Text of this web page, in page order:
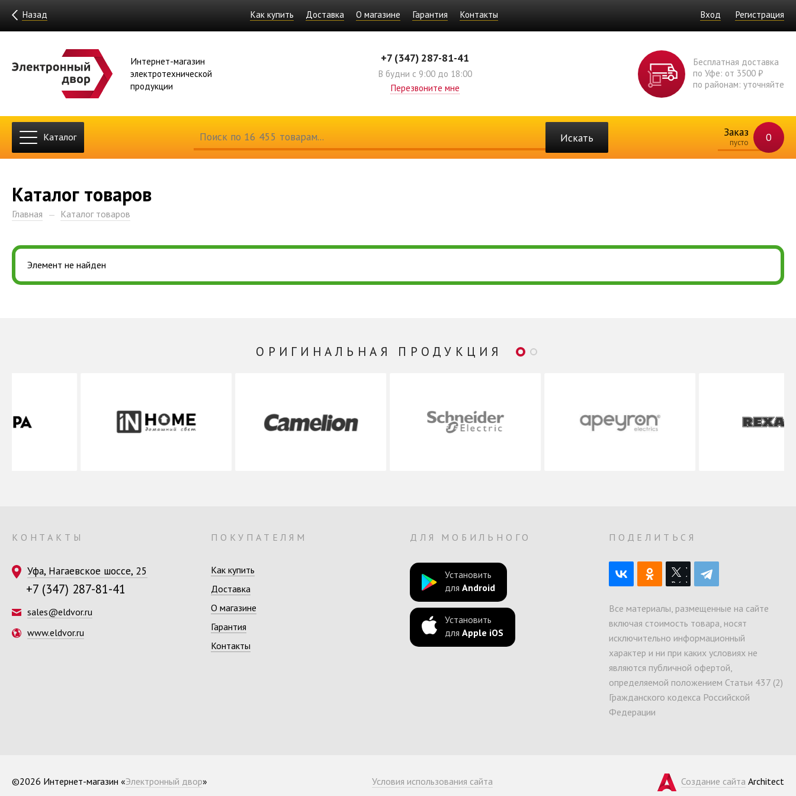
Назад Как купить Доставка О магазине Гарантия Контакты Вход Регистрация
Интернет-магазин
электротехнической
продукции
+7 (347) 287-81-41
В будни с 9:00 до 18:00
Перезвоните мне
Бесплатная доставка
по Уфе: от 3500 ₽
по районам: уточняйте
Каталог Искать Заказ 0
пусто
Каталог товаров
Главная Каталог товаров
Элемент не найден
ОРИГИНАЛЬНАЯ ПРОДУКЦИЯ
КОНТАКТЫ
Уфа, Нагаевское шоссе, 25
+7 (347) 287-81-41
sales@eldvor.ru
www.eldvor.ru
ПОКУПАТЕЛЯМ
Как купить
Доставка
О магазине
Гарантия
Контакты
ДЛЯ МОБИЛЬНОГО
Установить
для Android
Установить
для Apple iOS
ПОДЕЛИТЬСЯ
Все материалы, размещенные на сайте
включая стоимость товара, носят
исключительно информационный
характер и ни при каких условиях не
являются публичной офертой,
определяемой положением Статьи 437 (2)
Гражданского кодекса Российской
Федерации
©2026 Интернет-магазин «Электронный двор» Условия использования сайта Создание сайта Architect